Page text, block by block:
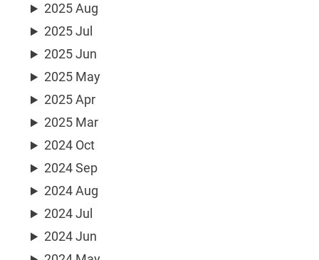
2025 Aug
2025 Jul
2025 Jun
2025 May
2025 Apr
2025 Mar
2024 Oct
2024 Sep
2024 Aug
2024 Jul
2024 Jun